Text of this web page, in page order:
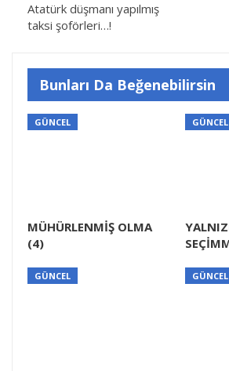
Atatürk düşmanı yapılmış
taksi şoförleri…!
Bunları Da Beğenebilirsin
GÜNCEL
MÜHÜRLENMİŞ OLMA
(4)
GÜNCEL
GÜNCEL GÜNCEL